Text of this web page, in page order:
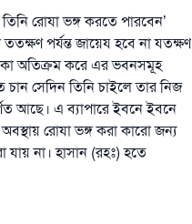
রোযা ভঙ্গ করতে পারবেন’
পর্যন্ত জায়েয হবে না যতক্ষণ
অতিক্রম করে এর ভবনসমূহ
সেদিন তিনি চাইলে তার নিজ
আছে। এ ব্যাপারে ইবনে ইবনে
রোযা ভঙ্গ করা কারো জন্য
যায় না। হাসান (রহঃ) হতে